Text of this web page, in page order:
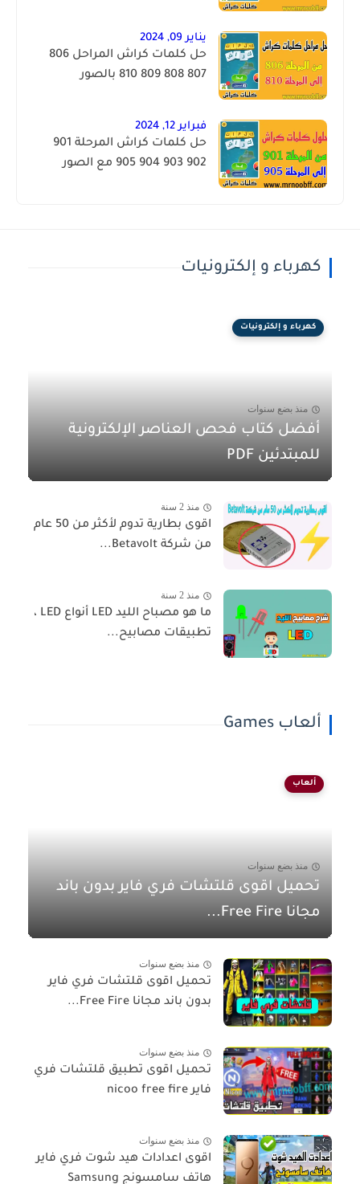
يناير 09, 2024
حل كلمات كراش المراحل 806
807 808 809 810 بالصور
فبراير 12, 2024
حل كلمات كراش المرحلة 901
902 903 904 905 مع الصور
كهرباء و إلكترونيات
كهرباء و إلكترونيات
منذ بضع سنوات
أفضل كتاب فحص العناصر الإلكترونية
للمبتدئين PDF
منذ 2 سنة
اقوى بطارية تدوم لأكثر من 50 عام
من شركة Betavolt...
منذ 2 سنة
ما هو مصباح الليد LED أنواع LED ،
تطبيقات مصابيح...
ألعاب Games
ألعاب
منذ بضع سنوات
تحميل اقوى قلتشات فري فاير بدون باند
مجانا Free Fire...
منذ بضع سنوات
تحميل اقوى قلتشات فري فاير
بدون باند مجانا Free Fire...
منذ بضع سنوات
تحميل اقوى تطبيق قلتشات فري
فاير nicoo free fire
منذ بضع سنوات
اقوى اعدادات هيد شوت فري فاير
هاتف سامسونج Samsung